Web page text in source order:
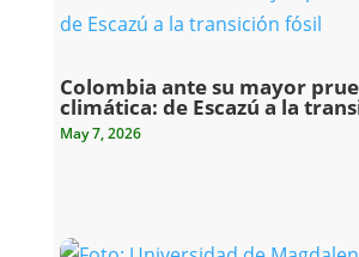
Colombia ante su mayor
climática: de Escazú a la
May 7, 2026